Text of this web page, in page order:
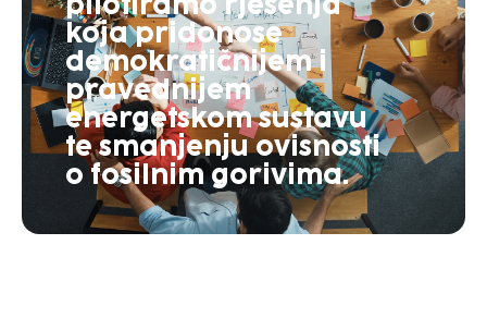
pilotiramo rješenja
koja pridonose
demokratičnijem i
pravednijem
energetskom sustavu
te smanjenju ovisnosti
o fosilnim gorivima.